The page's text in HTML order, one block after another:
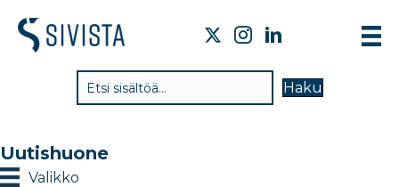
Haku
Uutishuone
Valikko